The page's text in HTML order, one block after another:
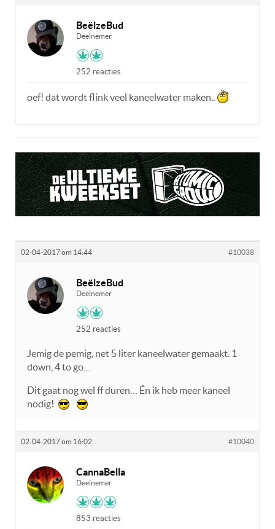
BeëlzeBud
Deelnemer
252 reacties
oef! dat wordt flink veel kaneelwater maken..
02-04-2017 om 14:44 #10038
BeëlzeBud
Deelnemer
252 reacties
Jemig de pemig, net 5 liter kaneelwater gemaakt. 1
down, 4 to go…
Dit gaat nog wel ff duren… Én ik heb meer kaneel
nodig!
02-04-2017 om 16:02 #10040
CannaBella
Deelnemer
853 reacties